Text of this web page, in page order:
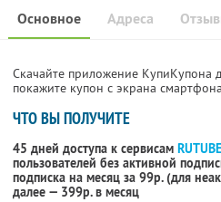
Основное Адреса
Скачайте приложение КупиКупона
покажите купон с экрана
ЧТО ВЫ ПОЛУЧИТЕ
45 дней доступа к сервисам
пользователей без активной
подписка на месяц за 99р. (для
далее — 399р. в месяц